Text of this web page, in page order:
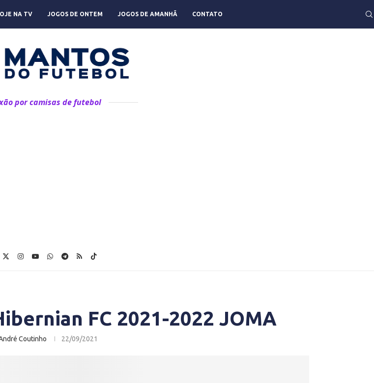
NA TV JOGOS DE ONTEM JOGOS DE AMANHÃ CONTATO
por camisas de futebol
FC 2021-2022 JOMA
Coutinho 22/09/2021